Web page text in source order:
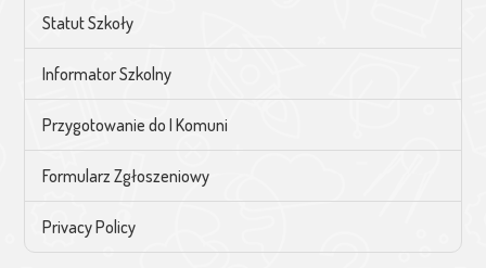
Statut Szkoły
Informator Szkolny
Przygotowanie do I Komuni
Formularz Zgłoszeniowy
Privacy Policy